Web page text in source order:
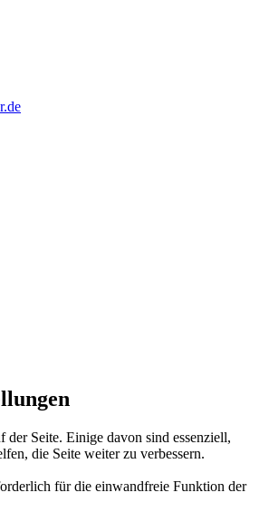
der Seite. Einige davon sind essenziell,
die Seite weiter zu verbessern.
für die einwandfreie Funktion der